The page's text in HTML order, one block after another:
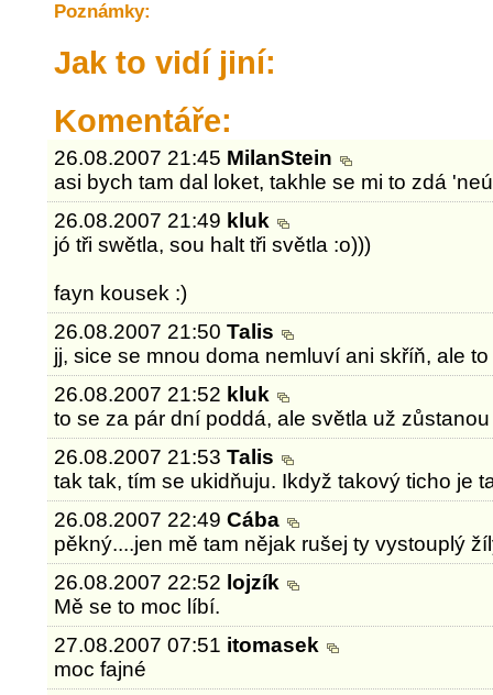
Poznámky:
Jak to vidí jiní:
Komentáře:
26.08.2007 21:45 MilanStein
asi bych tam dal loket, takhle se mi to zdá
26.08.2007 21:49 kluk
jó tři swětla, sou halt tři světla :o)))
fayn kousek :)
26.08.2007 21:50Talis
jj, sice se mnou doma nemluví ani skříň, ale
26.08.2007 21:52 kluk
to se za pár dní poddá, ale světla už
26.08.2007 21:53Talis
tak tak, tím se ukidňuju. Ikdyž takový ticho je
26.08.2007 22:49Cába
pěkný....jen mě tam nějak rušej ty vystouplý
26.08.2007 22:52 lojzík
Mě se to moc líbí.
27.08.2007 07:51 itomasek
moc fajné